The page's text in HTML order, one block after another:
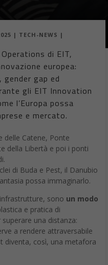
| TECH-NEWS |
di EIT,
europea:
gap ed
gli EIT Innovation
l’Europa possa
e mercato.
delle Catene, Ponte
della Libertà e poi i ponti
di Buda e Pest, il Danubio
possa immaginarlo.
sono un modo
e pratica di
una distanza:
a rendere attraversabile
diventa, così, una metafora